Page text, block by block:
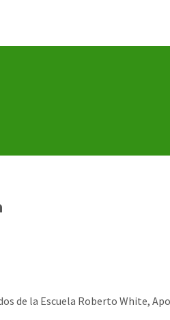
de la Escuela Roberto White,